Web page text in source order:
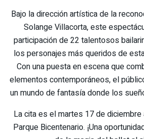
Bajo la dirección artística de la
Solange Villacorta, este
participación de 22 talentosos
los personajes más queridos de
Con una puesta en escena que
elementos contemporáneos, el
un mundo de fantasía donde los
La cita es el martes 17 de diciembre
Parque Bicentenario. ¡Una